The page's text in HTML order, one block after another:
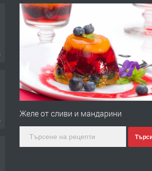
Желе от сливи и мандарини